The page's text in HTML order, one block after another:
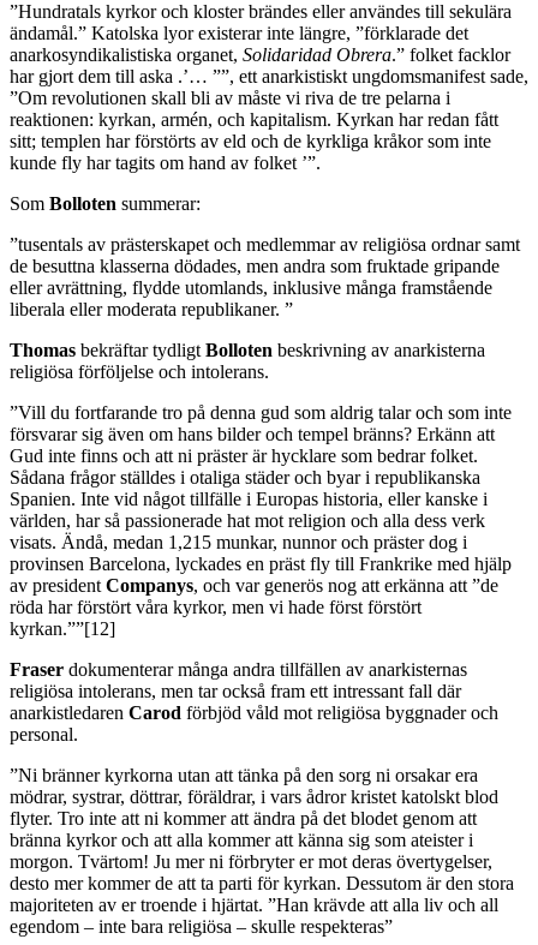
”Hundratals kyrkor och kloster brändes eller användes till sekulära
ändamål.” Katolska lyor existerar inte längre, ”förklarade det
anarkosyndikalistiska organet, Solidaridad Obrera.” folket facklor
har gjort dem till aska .’… ””, ett anarkistiskt ungdomsmanifest sade,
”Om revolutionen skall bli av måste vi riva de tre pelarna i
reaktionen: kyrkan, armén, och kapitalism. Kyrkan har redan fått
sitt; templen har förstörts av eld och de kyrkliga kråkor som inte
kunde fly har tagits om hand av folket ’”.
Som Bolloten summerar:
”tusentals av prästerskapet och medlemmar av religiösa ordnar samt
de besuttna klasserna dödades, men andra som fruktade gripande
eller avrättning, flydde utomlands, inklusive många framstående
liberala eller moderata republikaner. ”
Thomas bekräftar tydligt Bolloten beskrivning av anarkisterna
religiösa förföljelse och intolerans.
”Vill du fortfarande tro på denna gud som aldrig talar och som inte
försvarar sig även om hans bilder och tempel bränns? Erkänn att
Gud inte finns och att ni präster är hycklare som bedrar folket.
Sådana frågor ställdes i otaliga städer och byar i republikanska
Spanien. Inte vid något tillfälle i Europas historia, eller kanske i
världen, har så passionerade hat mot religion och alla dess verk
visats. Ändå, medan 1,215 munkar, nunnor och präster dog i
provinsen Barcelona, lyckades en präst fly till Frankrike med hjälp
av president Companys, och var generös nog att erkänna att ”de
röda har förstört våra kyrkor, men vi hade först förstört
kyrkan.””[12]
Fraser dokumenterar många andra tillfällen av anarkisternas
religiösa intolerans, men tar också fram ett intressant fall där
anarkistledaren Carod förbjöd våld mot religiösa byggnader och
personal.
”Ni bränner kyrkorna utan att tänka på den sorg ni orsakar era
mödrar, systrar, döttrar, föräldrar, i vars ådror kristet katolskt blod
flyter. Tro inte att ni kommer att ändra på det blodet genom att
bränna kyrkor och att alla kommer att känna sig som ateister i
morgon. Tvärtom! Ju mer ni förbryter er mot deras övertygelser,
desto mer kommer de att ta parti för kyrkan. Dessutom är den stora
majoriteten av er troende i hjärtat. ”Han krävde att alla liv och all
egendom – inte bara religiösa – skulle respekteras”